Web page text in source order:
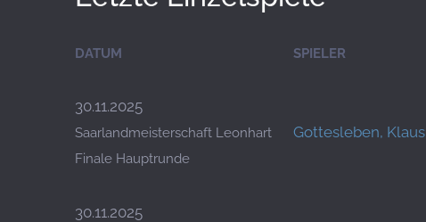
DATUM SPIELER
30.11.2025
Saarlandmeisterschaft Leonhart
Finale Hauptrunde
Gottesleben, Klaus
30.11.2025